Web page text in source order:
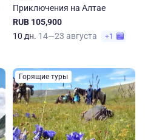
Приключения на Алтае
RUB 105,900
10 дн. 14—23 августа +1
Горящие туры